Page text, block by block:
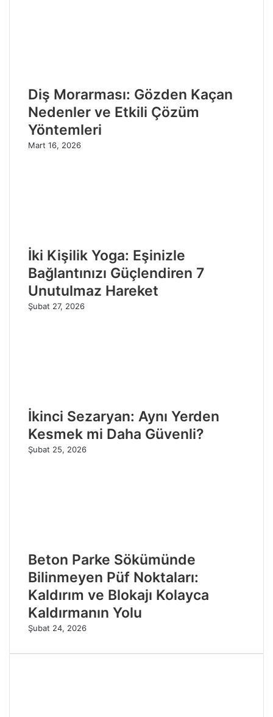
Diş Morarması: Gözden Kaçan
Nedenler ve Etkili Çözüm
Yöntemleri
Mart 16, 2026
İki Kişilik Yoga: Eşinizle
Bağlantınızı Güçlendiren 7
Unutulmaz Hareket
Şubat 27, 2026
İkinci Sezaryan: Aynı Yerden
Kesmek mi Daha Güvenli?
Şubat 25, 2026
Beton Parke Sökümünde
Bilinmeyen Püf Noktaları:
Kaldırım ve Blokajı Kolayca
Kaldırmanın Yolu
Şubat 24, 2026